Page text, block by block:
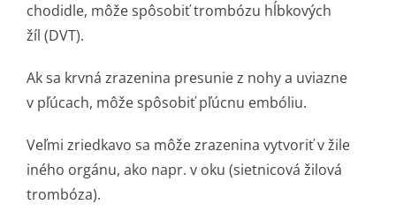
chodidle, môže spôsobiť trombózu hĺbkových
žíl (DVT).
Ak sa krvná zrazenina presunie z nohy a uviazne
v pľúcach, môže spôsobiť pľúcnu embóliu.
Veľmi zriedkavo sa môže zrazenina vytvoriť v žile
iného orgánu, ako napr. v oku (sietnicová žilová
trombóza).